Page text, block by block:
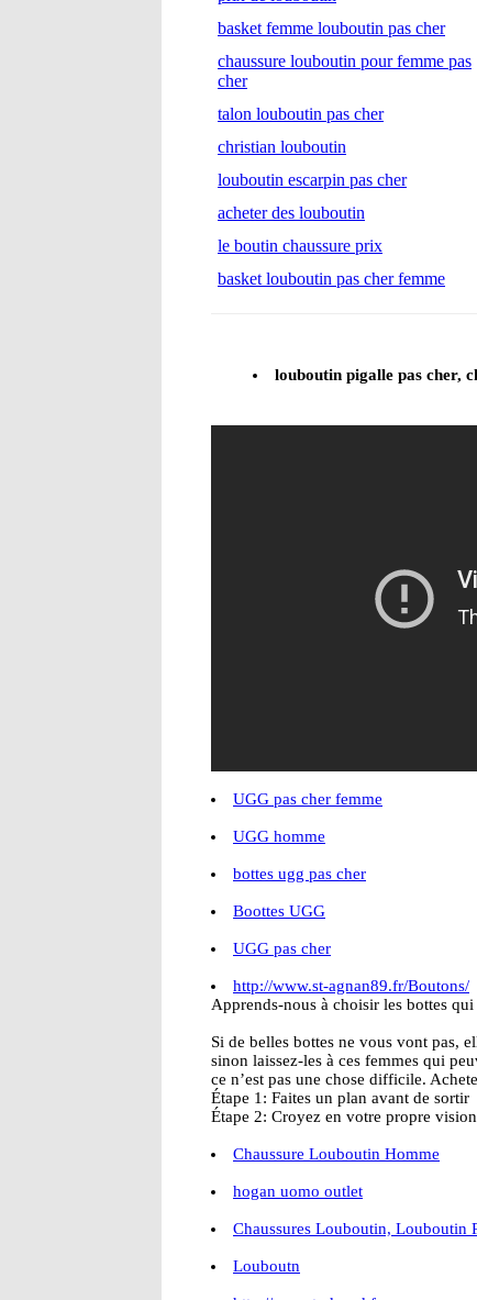
basket femme louboutin pas cher
chaussure louboutin pour femme pas
cher
talon louboutin pas cher
christian louboutin
louboutin escarpin pas cher
acheter des louboutin
le boutin chaussure prix
basket louboutin pas cher femme
louboutin pigalle pas cher,
UGG pas cher femme
UGG homme
bottes ugg pas cher
Boottes UGG
UGG pas cher
http://www.st-agnan89.fr/Boutons/
Apprends-nous à choisir les bottes
Si de belles bottes ne vous vont pas,
sinon laissez-les à ces femmes qui
ce n’est pas une chose difficile.
Étape 1: Faites un plan avant de sortir
Étape 2: Croyez en votre propre vision
Chaussure Louboutin Homme
hogan uomo outlet
Chaussures Louboutin, Louboutin
Louboutn